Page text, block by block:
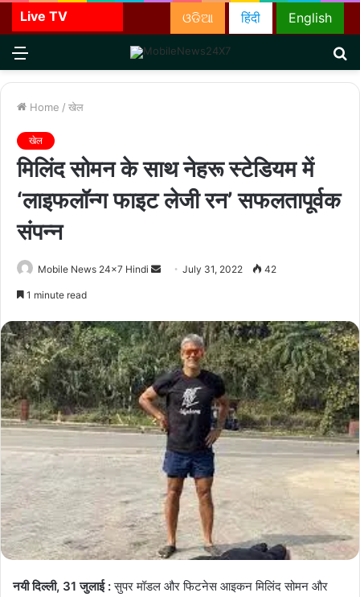
Live TV English
हिंदी
ଓଡିଆ
Menu
Home / खेल
खेल
मिलिंद सोमन के साथ नेहरू स्टेडियम में
‘लाइफलॉन्ग फाइट लेजी रन’ सफलतापूर्वक
संपन्न
Mobile News 24x7 Hindi
SendJuly 31, 2022 42
1 minute read
नयी दिल्ली, 31 जुलाई :सुपर मॉडल और फिटनेस आइकन मिलिंद सोमन और